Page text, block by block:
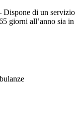
Dispone di un servizio
giorni all’anno sia in